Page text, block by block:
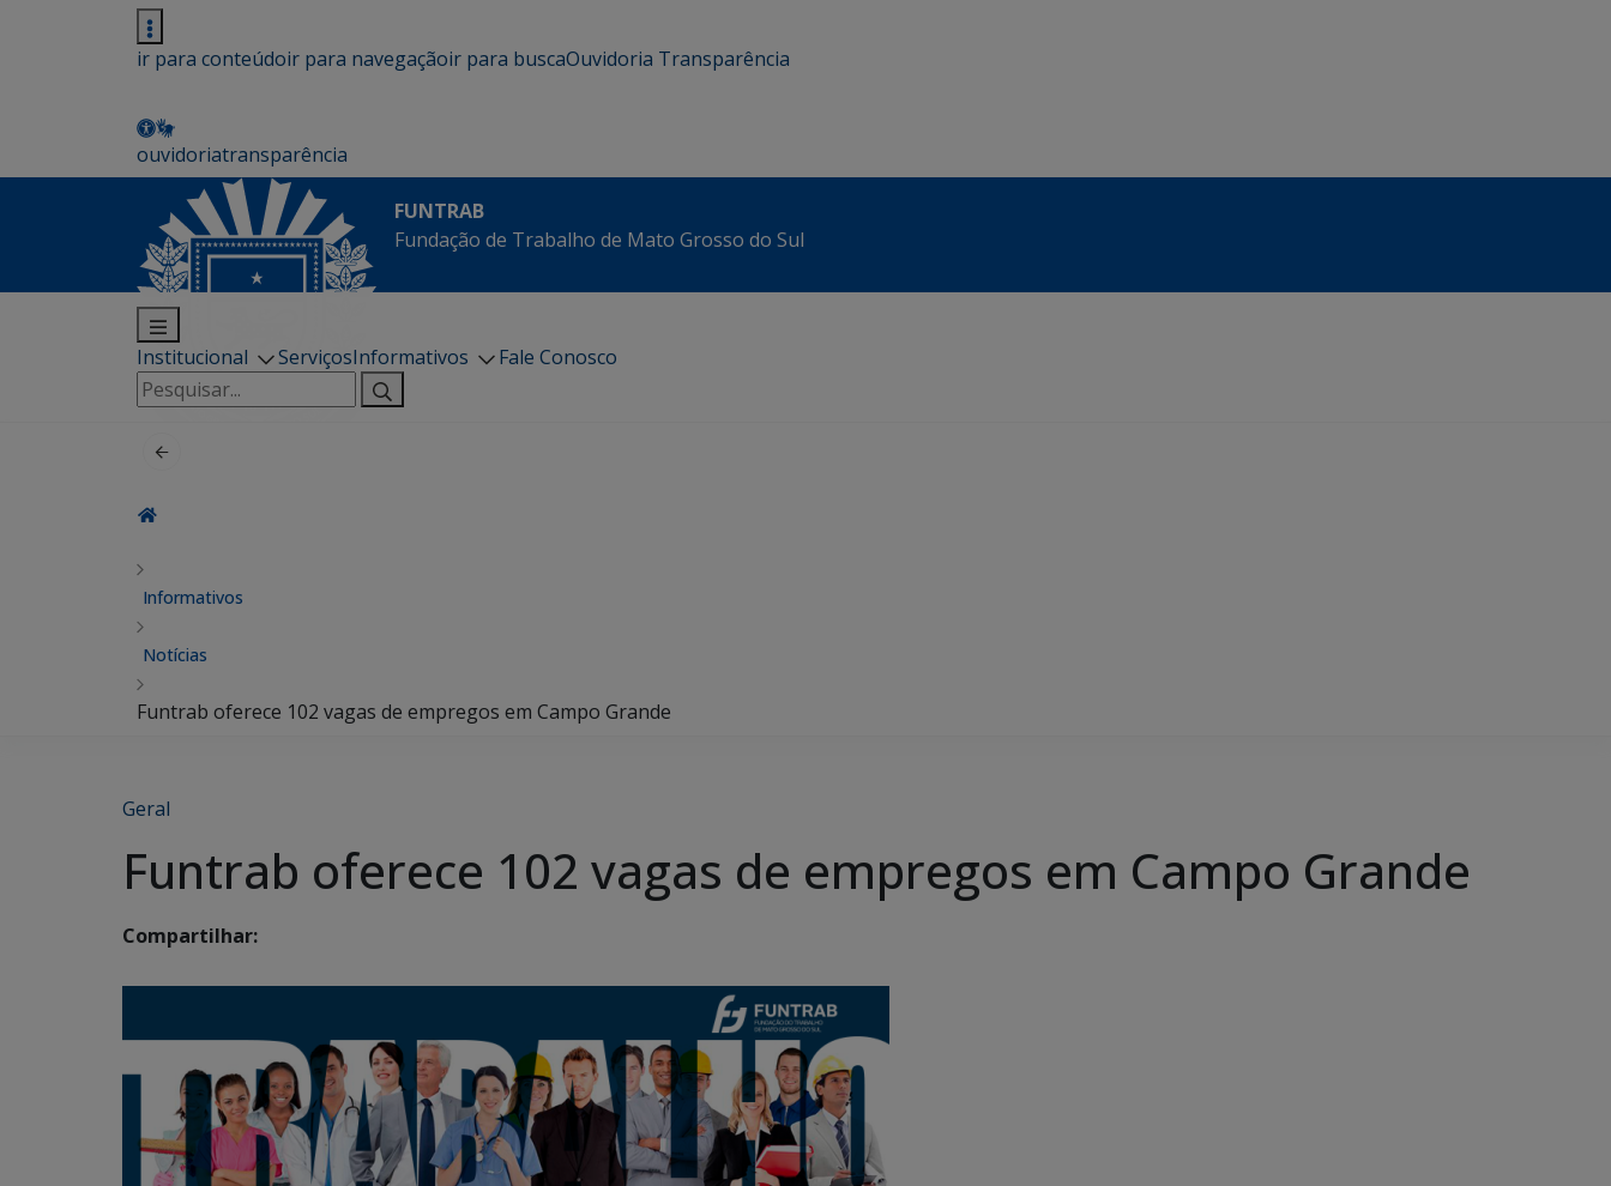
ir para conteúdoir para navegaçãoir para buscaOuvidoria Transparência
ouvidoriatransparência
FUNTRAB
Fundação de Trabalho de Mato Grosso do Sul
Institucional ServiçosInformativos
Fale Conosco
Pesquisar
por:
Informativos
Notícias
Funtrab oferece 102 vagas de empregos em Campo Grande
Geral
Funtrab oferece 102 vagas de empregos em Campo Grande
Compartilhar: